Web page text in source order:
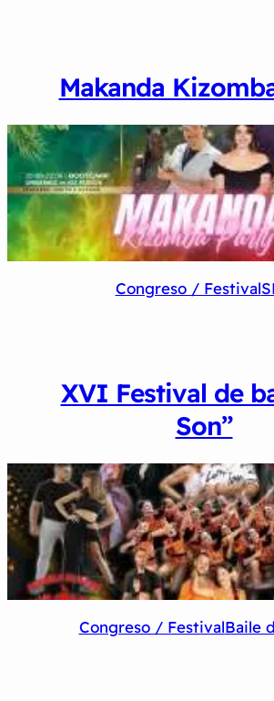
Makanda
Congreso / Festival
XVI Festival de
Son”
Congreso / FestivalBaile